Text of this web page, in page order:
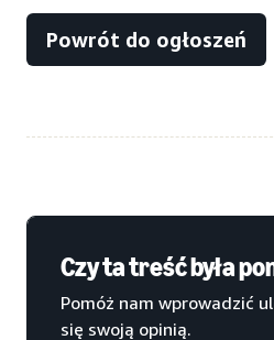
Powrót do ogłoszeń
Czy ta treść była
Pomóż nam wprowadzić
się swoją opinią.